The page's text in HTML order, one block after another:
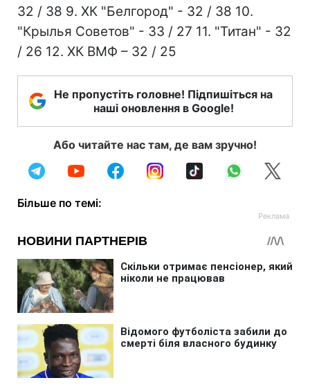
32 / 38 9. ХК "Белгород" - 32 / 38 10.
"Крылья Советов" - 33 / 27 11. "Титан" - 32
/ 26 12. ХК ВМФ – 32 / 25
Не пропустіть головне! Підпишіться на
наші оновлення в Google!
Або читайте нас там, де вам зручно!
Більше по темі: